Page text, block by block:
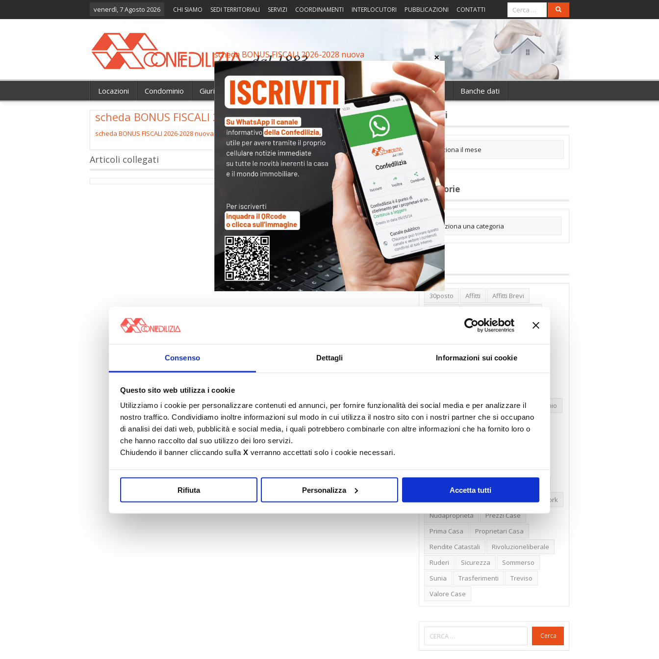
Consenso Dettagli Informazioni sui cookie
Questo sito web utilizza i cookie
Utilizziamo i cookie per personalizzare contenuti ed annunci, per fornire funzionalità dei social media e per analizzare il
nostro traffico. Condividiamo inoltre informazioni sul modo in cui utilizza il nostro sito con i nostri partner che si occupano
di analisi dei dati web, pubblicità e social media, i quali potrebbero combinarle con altre informazioni che ha fornito loro o
che hanno raccolto dal suo utilizzo dei loro servizi.
Chiudendo il banner cliccando sulla X verranno accettati solo i cookie necessari.
Rifiuta Personalizza Accetta tutti
venerdì, 7 Agosto 2026 CHI SIAMO SEDI TERRITORIALI SERVIZI COORDINAMENTI INTERLOCUTORI PUBBLICAZIONI CONTATTI
Locazioni Condominio Giurisprudenza Fisco Portierato Intorno alla casa Notizie Banche dati
scheda BONUS FISCALI 2026-2028 nuova
scheda BONUS FISCALI 2026-2028 nuova
Articoli collegati
Archivi
Categorie
Tag
30posto Affitti
Affitti Brevi
Banca Woolwich
Bilocali
Cambioabitazione
Carenza Alloggi
Compravendite Immobiliari
Condominio
Confcommercio
Confedilizia.EU
New York
Nudaproprietà
Prezzi Case
Prima Casa
Proprietari Casa
Rendite Catastali
Rivoluzioneliberale
Ruderi
Sicurezza
Sommerso
Sunia
Trasferimenti
Treviso
Valore Case
Cerca
scheda BONUS FISCALI 2026-2028 nuova